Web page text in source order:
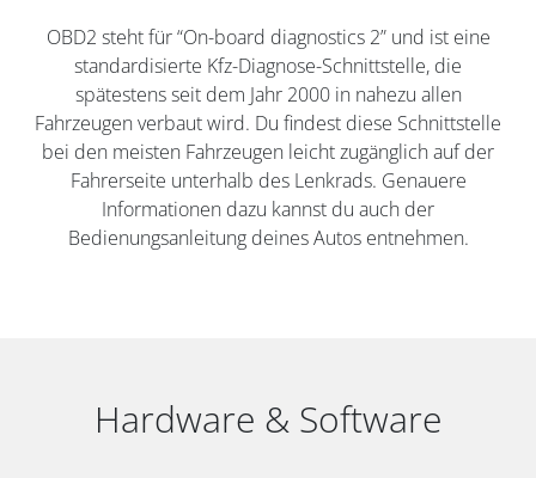
OBD2 steht für “On-board diagnostics 2” und ist eine
standardisierte Kfz-Diagnose-Schnittstelle, die
spätestens seit dem Jahr 2000 in nahezu allen
Fahrzeugen verbaut wird. Du findest diese Schnittstelle
bei den meisten Fahrzeugen leicht zugänglich auf der
Fahrerseite unterhalb des Lenkrads. Genauere
Informationen dazu kannst du auch der
Bedienungsanleitung deines Autos entnehmen.
Hardware & Software